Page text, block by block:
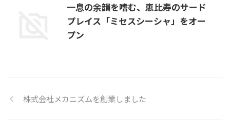
一息の余韻を嗜む、恵比寿のサード
プレイス「ミセスシーシャ」をオー
プン
株式会社メカニズムを創業しました